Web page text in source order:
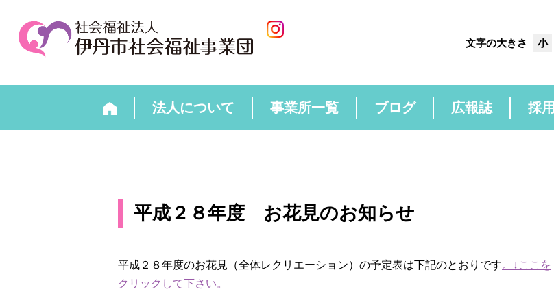
文字の大きさ 小
法人について 事業所一覧 ブログ 広報誌 採用
平成２８年度 お花見のお知らせ
平成２８年度のお花見（全体レクリエーション）の予定表は下記のとおりです。↓ここを
クリックして下さい。